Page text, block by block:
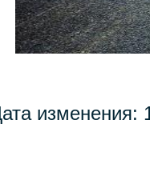
изменения: